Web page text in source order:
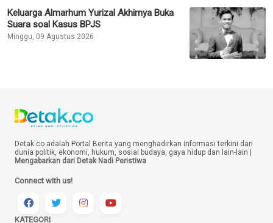
Keluarga Almarhum Yurizal Akhirnya Buka
Suara soal Kasus BPJS
Minggu, 09 Agustus 2026
Detak.co adalah Portal Berita yang menghadirkan informasi terkini dari
dunia politik, ekonomi, hukum, sosial budaya, gaya hidup dan lain-lain |
Mengabarkan dari Detak Nadi Peristiwa
Connect with us!
KATEGORI